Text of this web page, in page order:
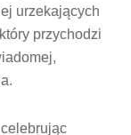
urzekających
przychodzi